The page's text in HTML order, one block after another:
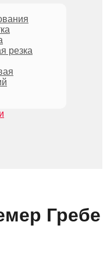
резка
Гребе